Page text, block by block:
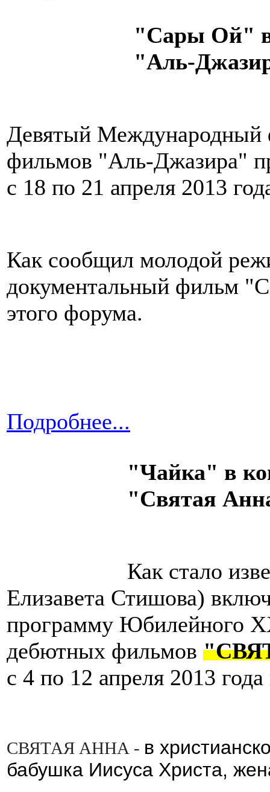
"Сары Ой"
"Аль-
Девятый Международный
фильмов "Аль-Джазира"
с 18 по 21 апреля 2013
Как сообщил молодой
документальный фильм
этого форума.
Подробнее...
"Чайка" в
"Святая
Как стало
Елизавета Стишова)
программу Юбилейного
дебютных фильмов
с 4 по 12 апреля 2013
СВЯТАЯ АННА - в
бабушка Иисуса Христа,